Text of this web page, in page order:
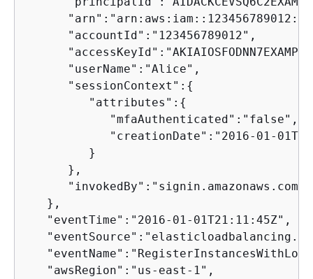
      "accountId":"123456789012",
      "userName":"Alice",
      "sessionContext":
{
         "attributes":
{
            "mfaAuthenticated":"false",
"creationDate":"2016-01-
         }
      },
      "invokedBy":"signin.amazonaws.com"
   },
   "eventTime":"2016-01-01T21:11:45Z",
   "awsRegion":"us-east-1",